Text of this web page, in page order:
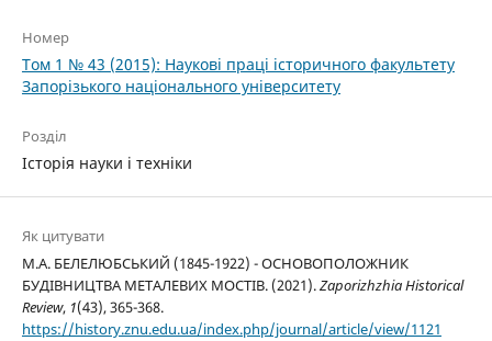
Номер
Том 1 № 43 (2015): Наукові праці історичного факультету
Запорізького національного університету
Розділ
Історія науки і техніки
Як цитувати
М.А. БЕЛЕЛЮБСЬКИЙ (1845-1922) - ОСНОВОПОЛОЖНИК
БУДІВНИЦТВА МЕТАЛЕВИХ МОСТІВ. (2021).Zaporizhzhia Historical
Review, 1(43), 365-368.
https://history.znu.edu.ua/index.php/journal/article/view/1121